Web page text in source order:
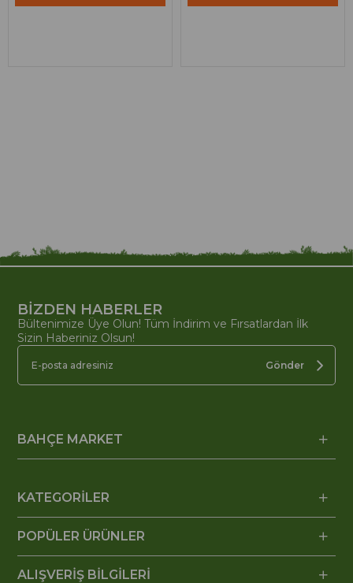
BİZDEN HABERLER
Bültenimize Üye Olun! Tüm İndirim ve Fırsatlardan İlk
Sizin Haberiniz Olsun!
Gönder
BAHÇE MARKET
KATEGORİLER
POPÜLER ÜRÜNLER
ALIŞVERİŞ BİLGİLERİ